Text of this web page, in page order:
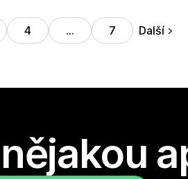
4 … 7 Další